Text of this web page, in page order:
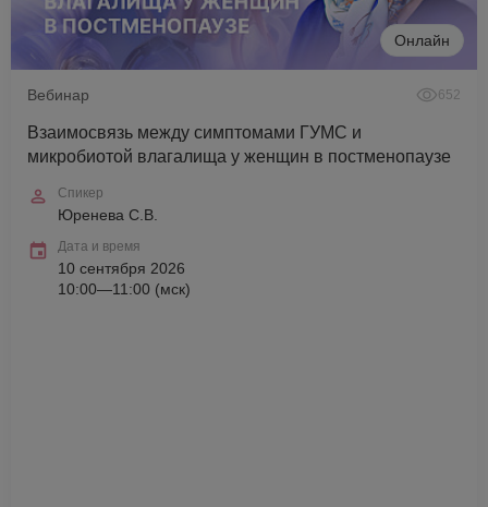
Онлайн
Вебинар 652
Взаимосвязь между симптомами ГУМС и
микробиотой влагалища у женщин в постменопаузе
Спикер
Юренева С.В.
Дата и время
10 сентября 2026
10:00—11:00 (мск)